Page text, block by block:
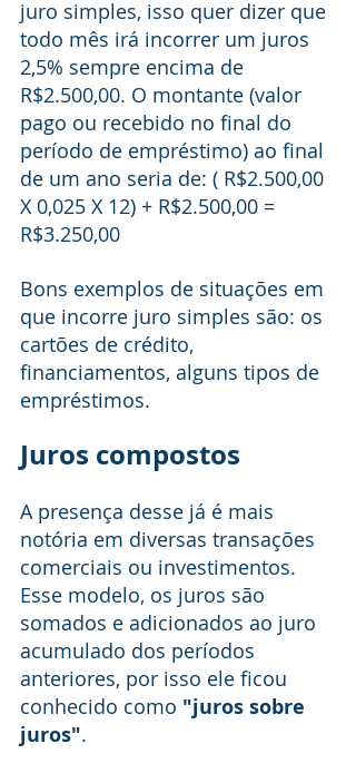
juro simples, isso quer dizer que
todo mês irá incorrer um juros
2,5% sempre encima de
R$2.500,00. O montante (valor
pago ou recebido no final do
período de empréstimo) ao final
de um ano seria de: ( R$2.500,00
X 0,025 X 12) + R$2.500,00 =
R$3.250,00
Bons exemplos de situações em
que incorre juro simples são: os
cartões de crédito,
financiamentos, alguns tipos de
empréstimos.
Juros compostos
A presença desse já é mais
notória em diversas transações
comerciais ou investimentos.
Esse modelo, os juros são
somados e adicionados ao juro
acumulado dos períodos
anteriores, por isso ele ficou
conhecido como "juros sobre
juros".